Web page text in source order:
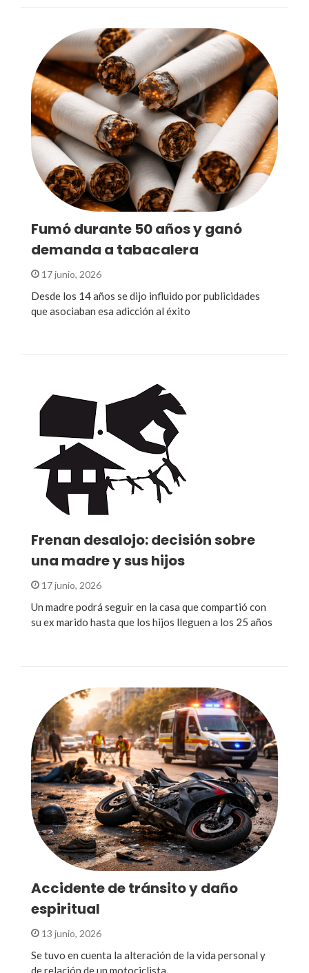
Fumó durante 50 años y ganó
demanda a tabacalera
17 junio, 2026
Desde los 14 años se dijo influido por publicidades
que asociaban esa adicción al éxito
Frenan desalojo: decisión sobre
una madre y sus hijos
17 junio, 2026
Un madre podrá seguir en la casa que compartió con
su ex marido hasta que los hijos lleguen a los 25 años
Accidente de tránsito y daño
espiritual
13 junio, 2026
Se tuvo en cuenta la alteración de la vida personal y
de relación de un motociclista